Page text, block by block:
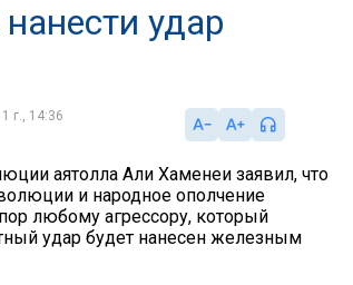
удар
г., 14:36
аятолла Али Хаменеи заявил, что
и народное ополчение
любому агрессору, который
удар будет нанесен железным